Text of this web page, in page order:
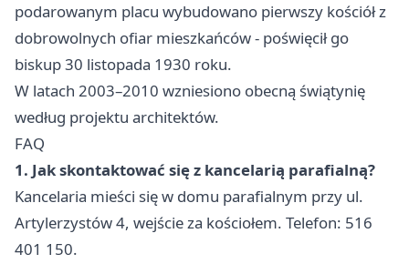
podarowanym placu wybudowano pierwszy kościół z
dobrowolnych ofiar mieszkańców - poświęcił go
biskup 30 listopada 1930 roku.
W latach 2003–2010 wzniesiono obecną świątynię
według projektu architektów.
FAQ
1. Jak skontaktować się z kancelarią parafialną?
Kancelaria mieści się w domu parafialnym przy ul.
Artylerzystów 4, wejście za kościołem. Telefon: 516
401 150.